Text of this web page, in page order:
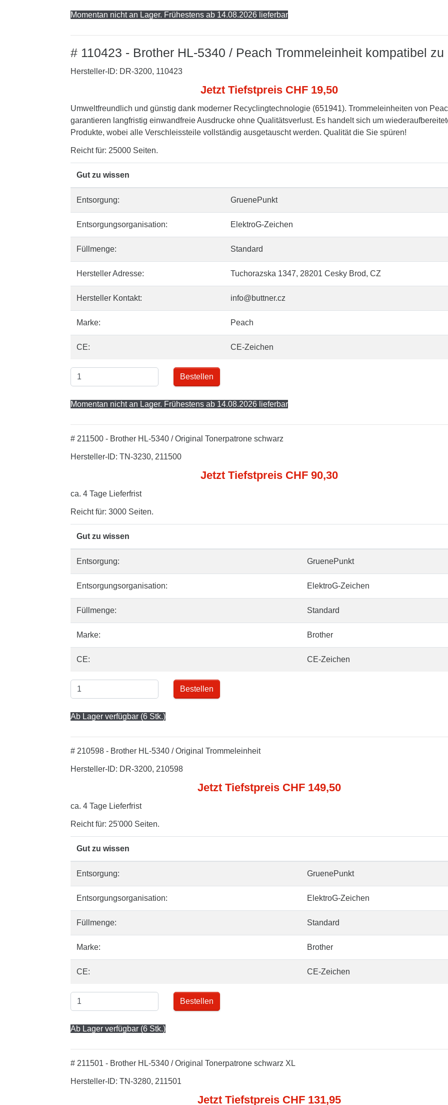
Momentan nicht an Lager. Frühestens ab 14.08.2026 lieferbar
# 110423 - Brother HL-5340 / Peach Trommeleinheit kompatibel zu
Hersteller-ID: DR-3200, 110423
Jetzt Tiefstpreis CHF 19,50
Umweltfreundlich und günstig dank moderner Recyclingtechnologie (651941). Trommeleinheiten von
garantieren langfristig einwandfreie Ausdrucke ohne Qualitätsverlust. Es handelt sich um
Produkte, wobei alle Verschleissteile vollständig ausgetauscht werden. Qualität die Sie spüren!
Reicht für: 25000 Seiten.
Gut zu wissen
Entsorgung: GruenePunkt
Entsorgungsorganisation: ElektroG-Zeichen
Füllmenge: Standard
Hersteller Adresse: Tuchorazska 1347, 28201 Cesky Brod, CZ
Hersteller Kontakt: info@buttner.cz
Marke: Peach
CE: CE-Zeichen
Bestellen
Momentan nicht an Lager. Frühestens ab 14.08.2026 lieferbar
# 211500 - Brother HL-5340 / Original Tonerpatrone schwarz
Hersteller-ID: TN-3230, 211500
Jetzt Tiefstpreis CHF 90,30
ca. 4 Tage Lieferfrist
Reicht für: 3000 Seiten.
Gut zu wissen
Entsorgung: GruenePunkt
Entsorgungsorganisation: ElektroG-Zeichen
Füllmenge: Standard
Marke: Brother
CE: CE-Zeichen
Bestellen
Ab Lager verfügbar (6 Stk.)
# 210598 - Brother HL-5340 / Original Trommeleinheit
Hersteller-ID: DR-3200, 210598
Jetzt Tiefstpreis CHF 149,50
ca. 4 Tage Lieferfrist
Reicht für: 25'000 Seiten.
Gut zu wissen
Entsorgung: GruenePunkt
Entsorgungsorganisation: ElektroG-Zeichen
Füllmenge: Standard
Marke: Brother
CE: CE-Zeichen
Bestellen
Ab Lager verfügbar (6 Stk.)
# 211501 - Brother HL-5340 / Original Tonerpatrone schwarz XL
Hersteller-ID: TN-3280, 211501
Jetzt Tiefstpreis CHF 131,95